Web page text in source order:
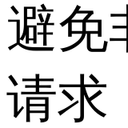
避免
请求